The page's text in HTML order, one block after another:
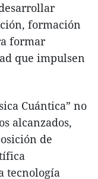
formación
formar
que impulsen
Cuántica” no
alcanzados,
de
tecnología